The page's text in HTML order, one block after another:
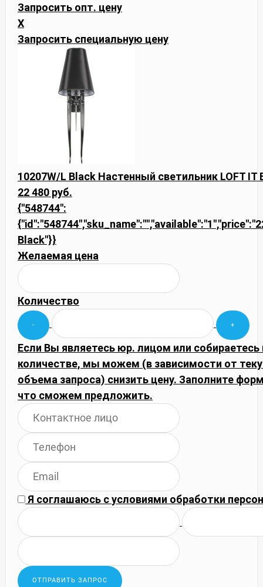
Запросить опт. цену
X
Запросить специальную цену
10207W/L Black Настенный светильник LOFT IT
22 480 руб.
{"548744":
Black"}}
Желаемая цена
Количество
Если Вы являетесь юр. лицом или
количестве, мы можем (в зависимости от
объема запроса) снизить цену. Заполните
что сможем предложить.
Я соглашаюсь сусловиями обработки